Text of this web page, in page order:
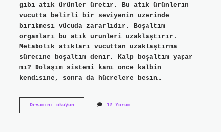
gibi atık ürünler üretir. Bu atık ürünlerin
vücutta belirli bir seviyenin üzerinde
birikmesi vücuda zararlıdır. Boşaltım
organları bu atık ürünleri uzaklaştırır.
Metabolik atıkları vücuttan uzaklaştırma
sürecine boşaltım denir. Kalp boşaltım yapar
mı? Dolaşım sistemi kanı önce kalbin
kendisine, sonra da hücrelere besin…
Devamını okuyunBoşaltım
12 Yorum